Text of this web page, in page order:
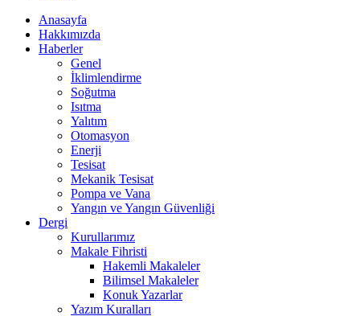
Anasayfa
Hakkımızda
Haberler
Genel
İklimlendirme
Soğutma
Isıtma
Yalıtım
Otomasyon
Enerji
Tesisat
Mekanik Tesisat
Pompa ve Vana
Yangın ve Yangın Güvenliği
Dergi
Kurullarımız
Makale Fihristi
Hakemli Makaleler
Bilimsel Makaleler
Konuk Yazarlar
Yazım Kuralları